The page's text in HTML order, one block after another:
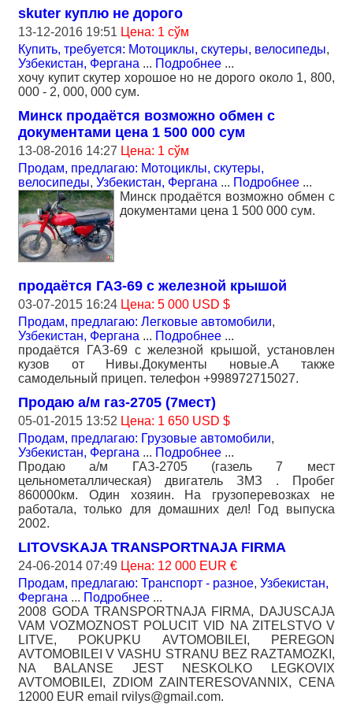
skuter куплю не дорого
13-12-2016 19:51 Цена: 1 сўм
Купить, требуется: Мотоциклы, скутеры, велосипеды,
Узбекистан, Фергана ... Подробнее ...
хочу купит скутер хорошое но не дорого около 1, 800,
000 - 2, 000, 000 сум.
Минск продаётся возможно обмен с
документами цена 1 500 000 сум
13-08-2016 14:27 Цена: 1 сўм
Продам, предлагаю: Мотоциклы, скутеры,
велосипеды, Узбекистан, Фергана ... Подробнее ...
Минск продаётся возможно обмен с
документами цена 1 500 000 сум.
продаётся ГАЗ-69 с железной крышой
03-07-2015 16:24 Цена: 5 000 USD $
Продам, предлагаю: Легковые автомобили,
Узбекистан, Фергана ... Подробнее ...
продаётся ГАЗ-69 с железной крышой, установлен
кузов от Нивы.Документы новые.А также
самодельный прицеп. телефон +998972715027.
Продаю а/м газ-2705 (7мест)
05-01-2015 13:52 Цена: 1 650 USD $
Продам, предлагаю: Грузовые автомобили,
Узбекистан, Фергана ... Подробнее ...
Продаю а/м ГАЗ-2705 (газель 7 мест
цельнометаллическая) двигатель ЗМЗ . Пробег
860000км. Один хозяин. На грузоперевозках не
работала, только для домашних дел! Год выпуска
2002.
LITOVSKAJA TRANSPORTNAJA FIRMA
24-06-2014 07:49 Цена: 12 000 EUR €
Продам, предлагаю: Транспорт - разное, Узбекистан,
Фергана ... Подробнее ...
2008 GODA TRANSPORTNAJA FIRMA, DAJUSCAJA
VAM VOZMOZNOST POLUCIT VID NA ZITELSTVO V
LITVE, POKUPKU AVTOMOBILEI, PEREGON
AVTOMOBILEI V VASHU STRANU BEZ RAZTAMOZKI,
NA BALANSE JEST NESKOLKO LEGKOVIX
AVTOMOBILEI, ZDIOM ZAINTERESOVANNIX, CENA
12000 EUR email rvilys@gmail.com.